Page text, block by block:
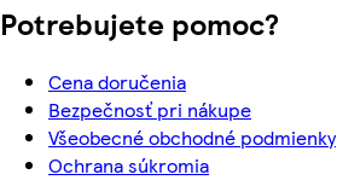
Potrebujete pomoc?
Cena doručenia
Bezpečnosť pri nákupe
Všeobecné obchodné podmienky
Ochrana súkromia